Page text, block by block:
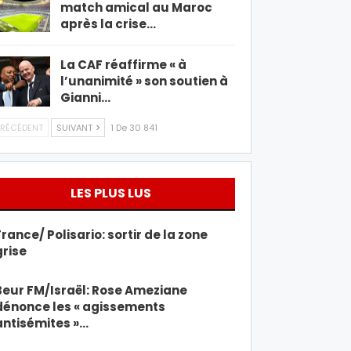
match amical au Maroc
après la crise…
La CAF réaffirme « à
l’unanimité » son soutien à
Gianni…
SUIVANT 1 De 30 841
LES PLUS LUS
Polisario: sortir de la zone
FM/Israël: Rose Ameziane
les « agissements
»…